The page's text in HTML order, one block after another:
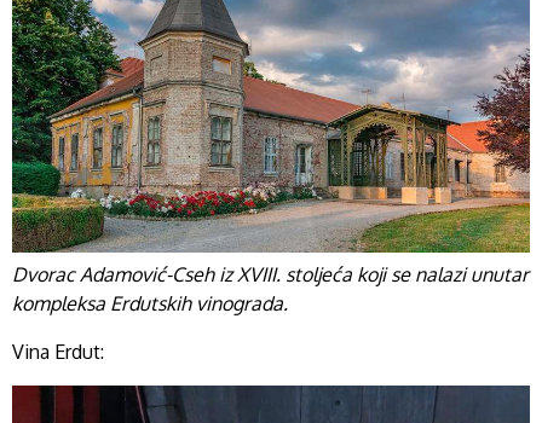
Dvorac Adamović-Cseh iz XVIII. stoljeća koji se nalazi unutar
kompleksa Erdutskih vinograda.
Vina Erdut: